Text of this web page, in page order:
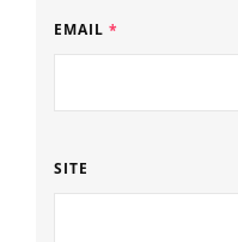
EMAIL *
SITE